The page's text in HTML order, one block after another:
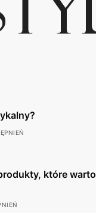
które warto